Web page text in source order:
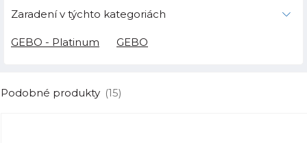
Zaradení v týchto kategoriách
GEBO - Platinum GEBO
Podobné produkty (15)